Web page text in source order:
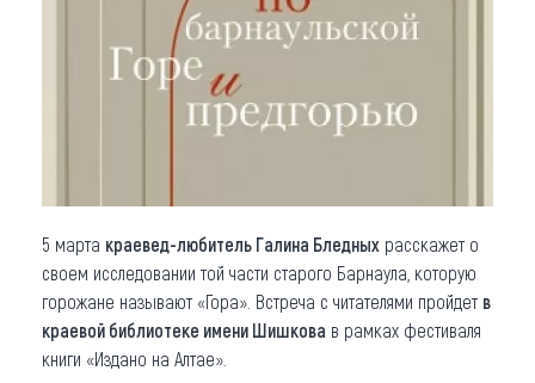
Коллекция впечатлений
Другие рубрики
5 марта краевед-любитель Галина Бледных расскажет о
своем исследовании той части старого Барнаула, которую
горожане называют «Гора». Встреча с читателями пройдет в
краевой библиотеке имени Шишкова в рамках фестиваля
книги «Издано на Алтае».